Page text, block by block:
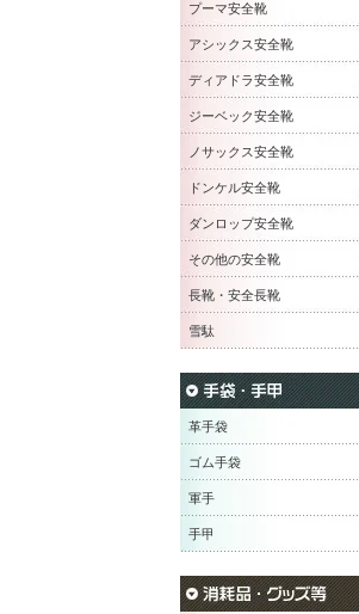
プーマ安全靴
アシックス安全靴
ディアドラ安全靴
ジーベック安全靴
ノサックス安全靴
ドンケル安全靴
ダンロップ安全靴
その他の安全靴
長靴・安全長靴
雪駄
革手袋
ゴム手袋
軍手
手甲